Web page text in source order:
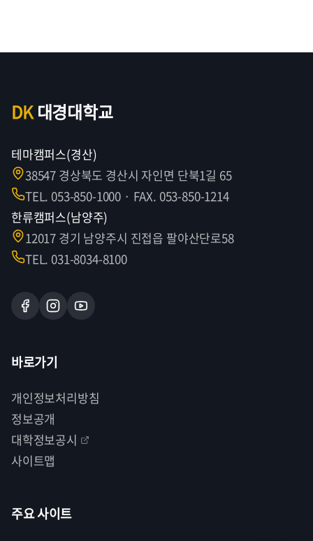
DK대경대학교
테마캠퍼스(경산)
38547 경상북도 경산시 자인면 단북1길 65
TEL. 053-850-1000 · FAX. 053-850-1214
한류캠퍼스(남양주)
12017 경기 남양주시 진접읍 팔야산단로58
TEL. 031-8034-8100
바로가기
개인정보처리방침
정보공개
대학정보공시
사이트맵
주요 사이트